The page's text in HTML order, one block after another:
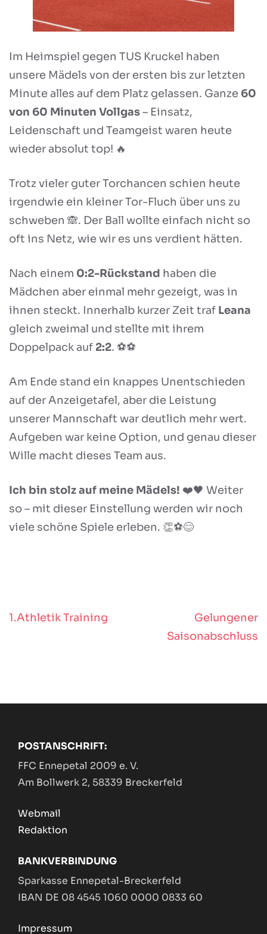
Im Heimspiel gegen TUS Kruckel haben
unsere Mädels von der ersten bis zur letzten
Minute alles auf dem Platz gelassen. Ganze 60
von 60 Minuten Vollgas– Einsatz,
Leidenschaft und Teamgeist waren heute
wieder absolut top! 🔥
Trotz vieler guter Torchancen schien heute
irgendwie ein kleiner Tor-Fluch über uns zu
schweben 🙈. Der Ball wollte einfach nicht so
oft ins Netz, wie wir es uns verdient hätten.
Nach einem 0:2-Rückstand haben die
Mädchen aber einmal mehr gezeigt, was in
ihnen steckt. Innerhalb kurzer Zeit traf Leana
gleich zweimal und stellte mit ihrem
Doppelpack auf 2:2. ⚽⚽
Am Ende stand ein knappes Unentschieden
auf der Anzeigetafel, aber die Leistung
unserer Mannschaft war deutlich mehr wert.
Aufgeben war keine Option, und genau dieser
Wille macht dieses Team aus.
Ich bin stolz auf meine Mädels! ❤️🖤 Weiter
so – mit dieser Einstellung werden wir noch
viele schöne Spiele erleben. 👏⚽😊
Beitragsnavigation
1.Athletik Training
Gelungener
Saisonabschluss
POSTANSCHRIFT:
FFC Ennepetal 2009 e. V.
Am Bollwerk 2, 58339 Breckerfeld
Webmail
Redaktion
BANKVERBINDUNG
Sparkasse Ennepetal-Breckerfeld
IBAN DE 08 4545 1060 0000 0833 60
Impressum